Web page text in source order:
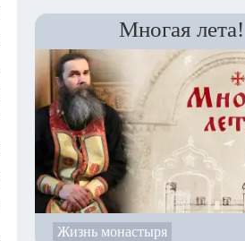
Многая лета!
Жизнь монастыря